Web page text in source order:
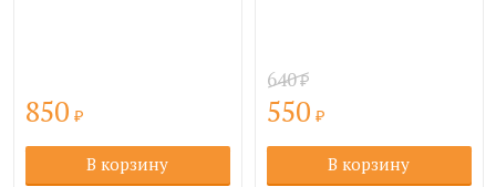
850₽
В корзину
640₽
550₽
В корзину